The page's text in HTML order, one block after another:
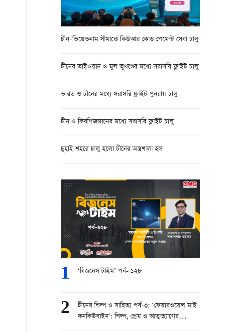
চীন–ভিয়েতনাম সীমান্তে কিউআর কোড পেমেন্ট সেবা চালু
চীনের তাইওয়ান ও মূল ভূখণ্ডের মধ্যে সরাসরি ফ্লাইট চালু
ভারত ও চীনের মধ্যে সরাসরি ফ্লাইট পুনরায় চালু
চীন ও কিরগিজস্তানের মধ্যে সরাসরি ফ্লাইট চালু
চুহাই শহরে চালু হলো চীনের অস্ত্রশালা হল
1 ‘বিজনেস টাইম’ পর্ব- ১২৮
2
চীনের শিল্প ও সাহিত্য পর্ব-৩: ‘ফেয়ারওয়েল মাই
কনকিউবাইন’: শিল্প, প্রেম ও আত্মত্যাগের